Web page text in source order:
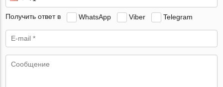
Получить ответ в WhatsApp Viber Telegram